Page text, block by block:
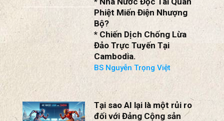
HỘI LUẬN ngày 8/8/2026
* Xung Đột Mỹ-Iran: Đánh
Hay Đàm?
* Lực Lượng Hamas Chấp
Thuận Giải Giáp!
* Nhà Nước Độc Tài Quân
Phiệt Miến Điện Nhượng
* Chiến Dịch Chống Lừa
Đảo Trực Tuyến Tại
Cambodia.